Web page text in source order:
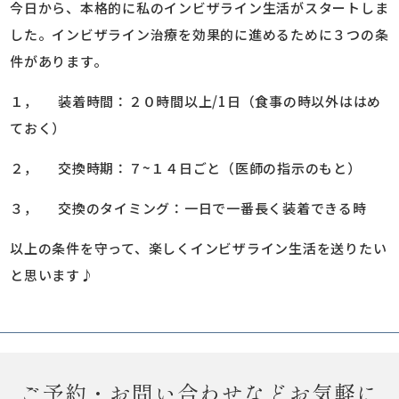
今日から、本格的に私のインビザライン生活がスタートしま
した。インビザライン治療を効果的に進めるために３つの条
件があります。
１， 装着時間：２０時間以上/1日（食事の時以外ははめ
ておく）
２， 交換時期：７~１４日ごと（医師の指示のもと）
３， 交換のタイミング：一日で一番長く装着できる時
以上の条件を守って、楽しくインビザライン生活を送りたい
と思います♪
ご予約・お問い合わせなどお気軽に